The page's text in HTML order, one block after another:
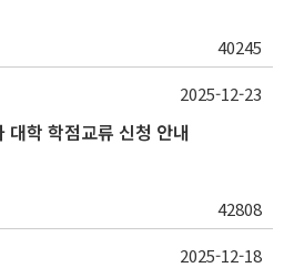
40245
학 학점교류 신청 안내
42808
2025-12-23
2025-12-18